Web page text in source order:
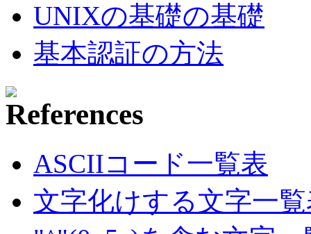
UNIXの基礎の基礎
基本認証の方法
ASCIIコード一覧表
文字化けする文字一